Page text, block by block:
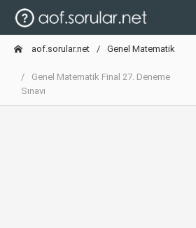
aof.sorular.net Genel Matematik
Genel Matematik Final 27. Deneme
Sınavı